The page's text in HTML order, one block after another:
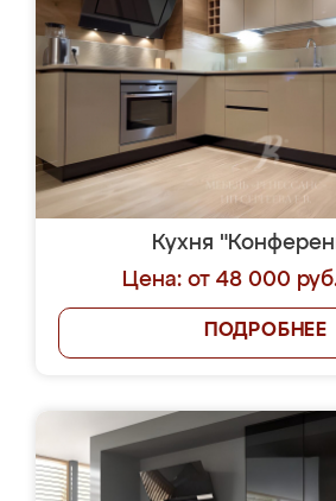
Кухня
Цена: от 48 000
ПОДРОБНЕЕ